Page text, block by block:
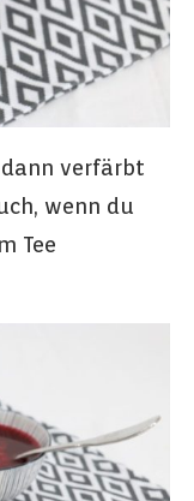
verfärbt
wenn du
Tee